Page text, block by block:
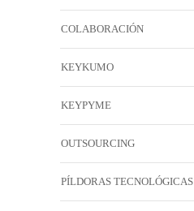
COLABORACIÓN
KEYKUMO
KEYPYME
OUTSOURCING
PÍLDORAS TECNOLÓGICAS